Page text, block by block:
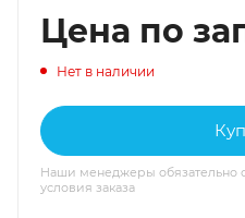
Цена по
Нет в наличии
Наши менеджеры обязательно
условия заказа